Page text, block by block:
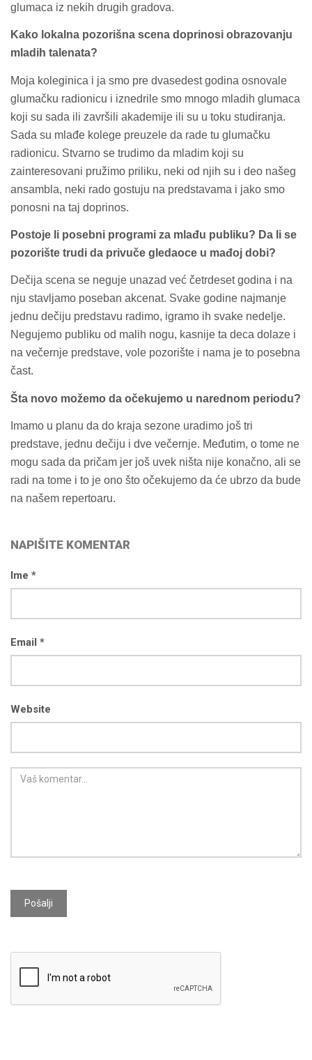
glumaca iz nekih drugih gradova.
Kako lokalna pozorišna scena doprinosi obrazovanju
mladih talenata?
Moja koleginica i ja smo pre dvasedest godina osnovale
glumačku radionicu i iznedrile smo mnogo mladih glumaca
koji su sada ili završili akademije ili su u toku studiranja.
Sada su mlađe kolege preuzele da rade tu glumačku
radionicu. Stvarno se trudimo da mladim koji su
zainteresovani pružimo priliku, neki od njih su i deo našeg
ansambla, neki rado gostuju na predstavama i jako smo
ponosni na taj doprinos.
Postoje li posebni programi za mlađu publiku? Da li se
pozorište trudi da privuče gledaoce u mađoj dobi?
Dečija scena se neguje unazad već četrdeset godina i na
nju stavljamo poseban akcenat. Svake godine najmanje
jednu dečiju predstavu radimo, igramo ih svake nedelje.
Negujemo publiku od malih nogu, kasnije ta deca dolaze i
na večernje predstave, vole pozorište i nama je to posebna
čast.
Šta novo možemo da očekujemo u narednom periodu?
Imamo u planu da do kraja sezone uradimo još tri
predstave, jednu dečiju i dve večernje. Međutim, o tome ne
mogu sada da pričam jer još uvek ništa nije konačno, ali se
radi na tome i to je ono što očekujemo da će ubrzo da bude
na našem repertoaru.
NAPIŠITE KOMENTAR
Ime *
Email *
Website
Pošalji